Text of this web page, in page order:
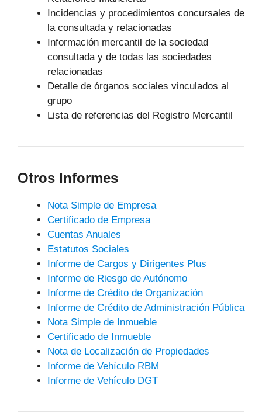
Incidencias y procedimientos concursales de
la consultada y relacionadas
Información mercantil de la sociedad
consultada y de todas las sociedades
relacionadas
Detalle de órganos sociales vinculados al
grupo
Lista de referencias del Registro Mercantil
Otros Informes
Nota Simple de Empresa
Certificado de Empresa
Cuentas Anuales
Estatutos Sociales
Informe de Cargos y Dirigentes Plus
Informe de Riesgo de Autónomo
Informe de Crédito de Organización
Informe de Crédito de Administración Pública
Nota Simple de Inmueble
Certificado de Inmueble
Nota de Localización de Propiedades
Informe de Vehículo RBM
Informe de Vehículo DGT